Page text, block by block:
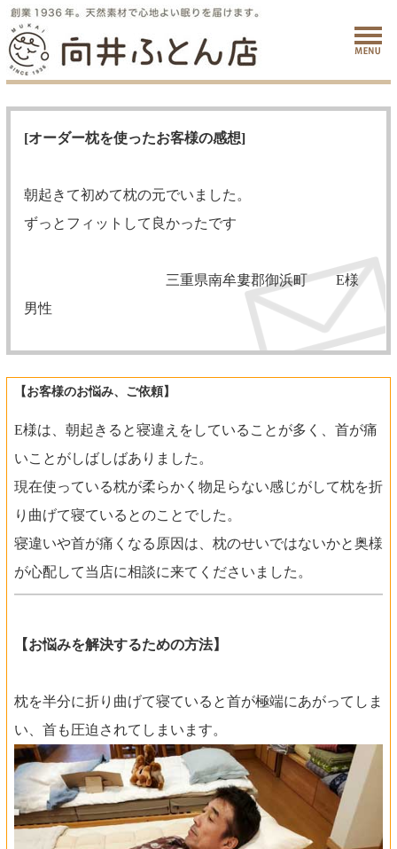
[オーダー枕を使ったお客様の感想]
朝起きて初めて枕の元でいました。
ずっとフィットして良かったです
三重県南牟婁郡御浜町 E様
男性
【お客様のお悩み、ご依頼】
E様は、朝起きると寝違えをしていることが多く、首が痛
いことがしばしばありました 。
現在使っている枕が柔らかく物足らない感じがして枕を折
り曲げて寝ているとのことでした。
寝違いや首が痛くなる原因は、枕のせいではないかと奥様
が心配して当店に相談に来てくださいました。
【お悩みを解決するための方法】
枕を半分に折り曲げて寝ていると首が極端にあがってしま
い、首も圧迫されてしまいます。